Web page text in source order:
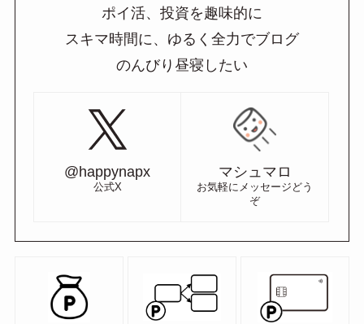
ポイ活、投資を趣味的に
スキマ時間に、ゆるく全力でブログ
のんびり昼寝したい
@happynapx
公式X
マシュマロ
お気軽にメッセージどう
ぞ